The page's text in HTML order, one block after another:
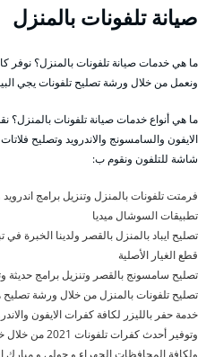
صيانة تلفونات بالمنزل
ما هي خدمات صيانة تلفونات بالمنزل؟ نوفر
ونعمل من خلال ورشة تصليح تلفونات يجي
ما هي أنواع خدمات صيانة تلفونات
الايفون والسامسونج والاندرويد وتصليح
شاشة للتلفون ونقوم ب:
فرمتت تلفونات بالمنزل وتنزيل برامج اندرويد
تطبيقات السوشال ميديا
تصليح ايباد بالمنزل بالقصر ولدينا الخبرة في
قطع الغيار الأصلية
تصليح سامسونج بالقصر وتنزيل برامج
تصليح تلفونات بالمنزل من خلال ورشة
خدمة حفر بالليزر لكافة كفرات الايفون
وتوفير أحدث
ولكافة المحافظات الجهراء و حولي و مبارك